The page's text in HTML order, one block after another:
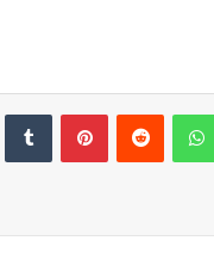
TumblrPinterestReddit